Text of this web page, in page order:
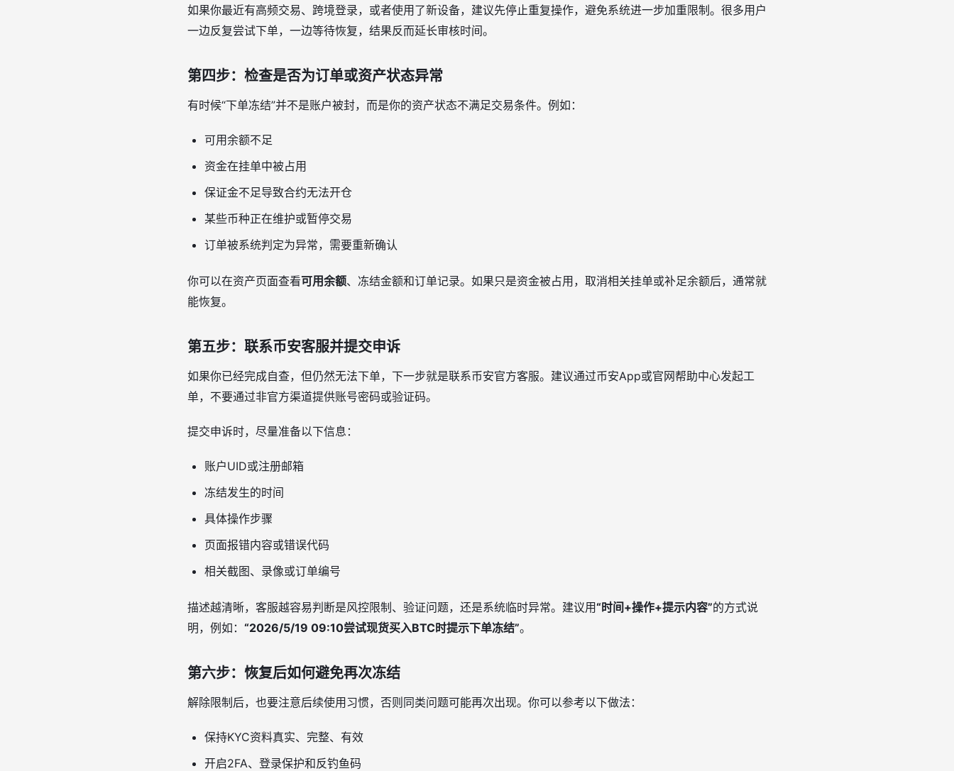
如果你最近有高频交易、跨境登录，或者使用了新设备，建议先停止重复操作，避免系统进一步加重限制。很多用户
一边反复尝试下单，一边等待恢复，结果反而延长审核时间。
第四步：检查是否为订单或资产状态异常
有时候“下单冻结”并不是账户被封，而是你的资产状态不满足交易条件。例如：
可用余额不足
资金在挂单中被占用
保证金不足导致合约无法开仓
某些币种正在维护或暂停交易
订单被系统判定为异常，需要重新确认
你可以在资产页面查看可用余额、冻结金额和订单记录。如果只是资金被占用，取消相关挂单或补足余额后，通常就
能恢复。
第五步：联系币安客服并提交申诉
如果你已经完成自查，但仍然无法下单，下一步就是联系币安官方客服。建议通过币安App或官网帮助中心发起工
单，不要通过非官方渠道提供账号密码或验证码。
提交申诉时，尽量准备以下信息：
账户UID或注册邮箱
冻结发生的时间
具体操作步骤
页面报错内容或错误代码
相关截图、录像或订单编号
描述越清晰，客服越容易判断是风控限制、验证问题，还是系统临时异常。建议用“时间+操作+提示内容”的方式说
明，例如： “2026/5/19 09:10尝试现货买入BTC时提示下单冻结”。
第六步：恢复后如何避免再次冻结
解除限制后，也要注意后续使用习惯，否则同类问题可能再次出现。你可以参考以下做法：
保持KYC资料真实、完整、有效
开启2FA、登录保护和反钓鱼码